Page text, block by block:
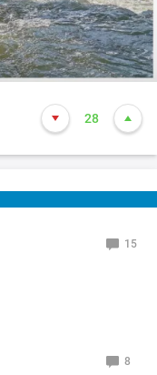
28
15
8